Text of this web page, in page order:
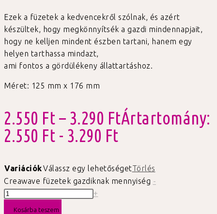
Ezek a füzetek a kedvencekről szólnak, és azért
készültek, hogy megkönnyítsék a gazdi mindennapjait,
hogy ne kelljen mindent észben tartani, hanem egy
helyen tarthassa mindazt,
ami fontos a gördülékeny állattartáshoz.
Méret: 125 mm x 176 mm
2.550 Ft– 3.290 FtÁrtartomány:
2.550 Ft - 3.290 Ft
VariációkVálassz egy lehetőségetTörlés
Creawave füzetek gazdiknak mennyiség -
+
Kosárba teszem